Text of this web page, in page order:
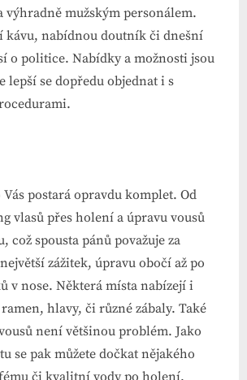
výhradně mužským personálem.
kávu, nabídnou doutník či dnešní
o politice. Nabídky a možnosti jsou
lepší se dopředu objednat i s
postará opravdu komplet. Od
vlasů přes holení a úpravu vousů
což spousta pánů považuje za
zážitek, úpravu obočí až po
v nose. Některá místa nabízejí i
hlavy, či různé zábaly. Také
není většinou problém. Jako
se pak můžete dočkat nějakého